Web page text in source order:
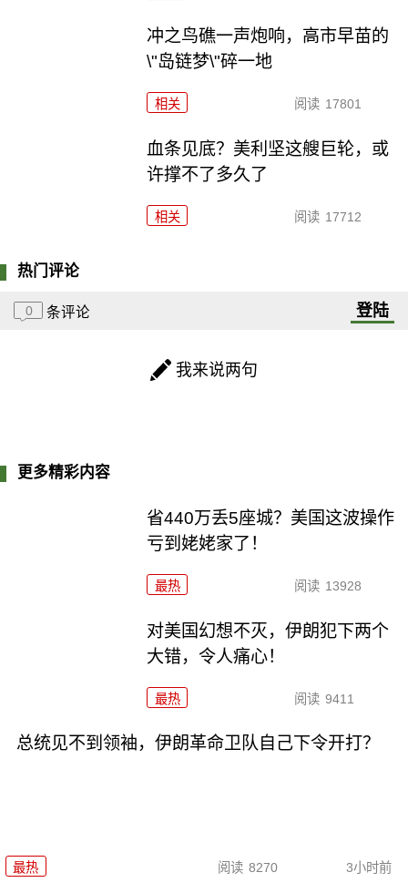
冲之鸟礁一声炮响，高市早苗的
\"岛链梦\"碎一地
相关 阅读 17801
血条见底？美利坚这艘巨轮，或
许撑不了多久了
相关 阅读 17712
热门评论
0 条评论 登陆
我来说两句
更多精彩内容
省440万丢5座城？美国这波操作
亏到姥姥家了！
最热 阅读 13928
对美国幻想不灭，伊朗犯下两个
大错，令人痛心！
最热 阅读 9411
总统见不到领袖，伊朗革命卫队自己下令开打？
最热 阅读 8270 3小时前